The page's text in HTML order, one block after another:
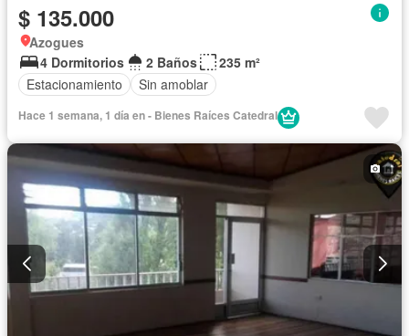
$ 135.000
Azogues
4 Dormitorios
2 Baños
235 m²
Estacionamiento
Sin amoblar
Hace 1 semana, 1 día en - Bienes Raíces Catedral